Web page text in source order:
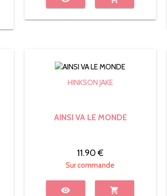
HINKSON JAKE
AINSI VA LE MONDE
11.90 €
Sur commande
visibility shopping_cart